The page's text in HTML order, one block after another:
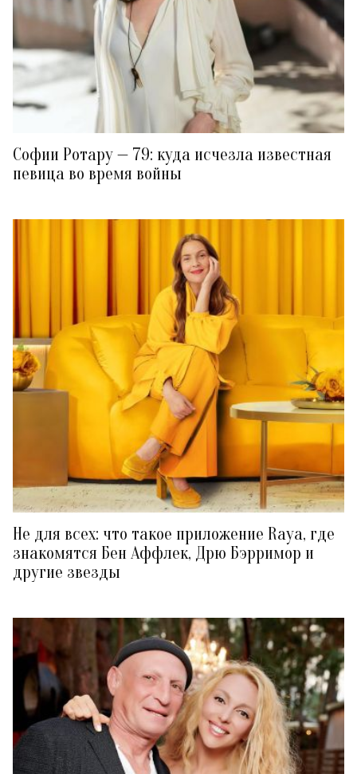
Софии Ротару — 79: куда исчезла известная
певица во время войны
Не для всех: что такое приложение Raya, где
знакомятся Бен Аффлек, Дрю Бэрримор и
другие звезды